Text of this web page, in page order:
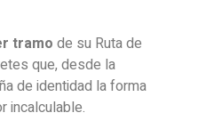
tramo de su Ruta de
que, desde la
de identidad la forma
incalculable.